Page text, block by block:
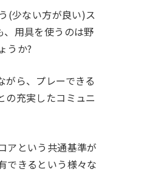
(少ない方が良い)ス
、用具を使うのは野
うか?
ら、プレーできる
の充実したコミュニ
アという共通基準が
できるという様々な